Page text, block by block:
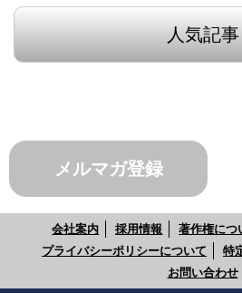
人気記事
メルマガ登録
会社案内 採用情報 著作権につ
プライバシーポリシーについて
特
お問い合わせ